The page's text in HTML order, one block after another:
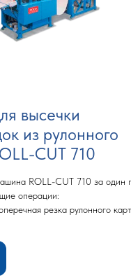
высечки
из рулонного
CUT 710
ROLL-CUT 710 за один
операции:
резка рулонного